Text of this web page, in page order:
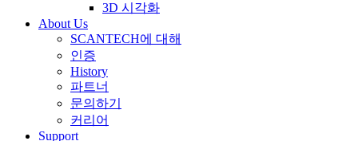
3D 시각화
About Us
SCANTECH에 대해
인증
History
파트너
문의하기
커리어
Support